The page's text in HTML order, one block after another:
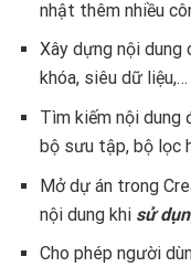
nhật thêm nhiều
Xây dựng nội dung
khóa, siêu dữ liệu,…
Tìm kiếm nội dung
bộ sưu tập, bộ lọc
Mở dự án trong
nội dung khi sử
Cho phép người